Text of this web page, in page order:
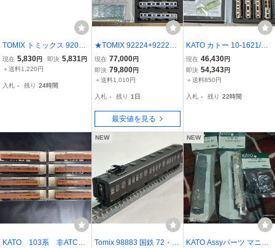
TOMIX トミックス 92057
JR209系 通勤電車 京浜東
北色 4両 Nゲージ 鉄道模
現在 5,830円 即決 5,831円
＋送料1,220円
入札 - 残り 24時間
★TOMIX 92224+92225 J
R 207 1000系通勤電車(東
西線)基本セット+増結セ
ット 7両フル編成 美品 JR
塗装 トミックス★
現在 77,000円
即決 79,800円
＋送料1,010円
入札 - 残り 1日
最安値を見る
KATO カトー 10-1621/16
22 10-2080 E233系中央
線(H編成・トイレ設置車)
グリーン車組込済み12両
納】
現在 46,430円
即決 54,343円
＋送料850円
入札 - 残り 22時間
KATO 103系 非ATC
NEW
Tomix 98883 国鉄 72・73
NEW
KATO Assyパーツ マニ50